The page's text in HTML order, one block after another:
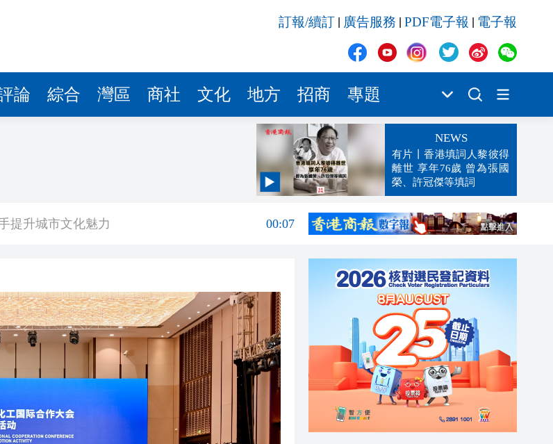
訂報/續訂 廣告服務 PDF電子報 電子報
論 綜合 灣區 商社 文化 地方 招商 專題
NEWS
有片丨香港填詞人黎彼得
離世 享年76歲 曾為張國
榮、許冠傑等填詞
00:19
鄰，聯手提升城市文化魅力
00:07
23:17
危急 鐵騎交警一路開道護送
23:12
23:12
多老人的晚年健康
23:00